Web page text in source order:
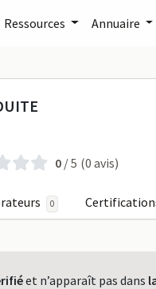
Ressources Annuaire
0 / 5 (0 avis)
0
et n’apparaît pas dans